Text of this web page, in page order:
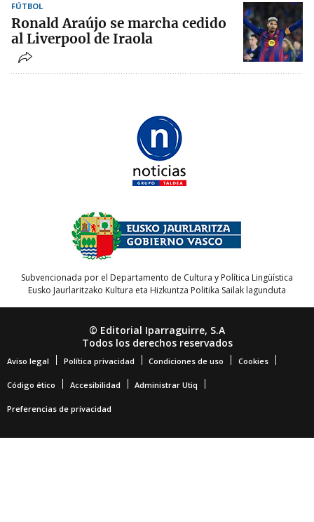
FÚTBOL
Ronald Araújo se marcha cedido
al Liverpool de Iraola
Subvencionada por el Departamento de Cultura y Política Lingüística
Eusko Jaurlaritzako Kultura eta Hizkuntza Politika Sailak lagunduta
© Editorial Iparraguirre, S.A
Todos los derechos reservados
Aviso legal Política privacidad Condiciones de uso Cookies
Código ético Accesibilidad Administrar Utiq
Preferencias de privacidad